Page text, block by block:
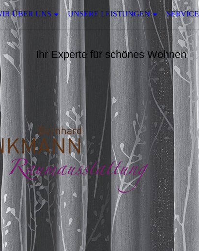
ÜBER UNS UNSERE LEISTUNGEN SERVICE
Ihr Experte für schönes Wohnen